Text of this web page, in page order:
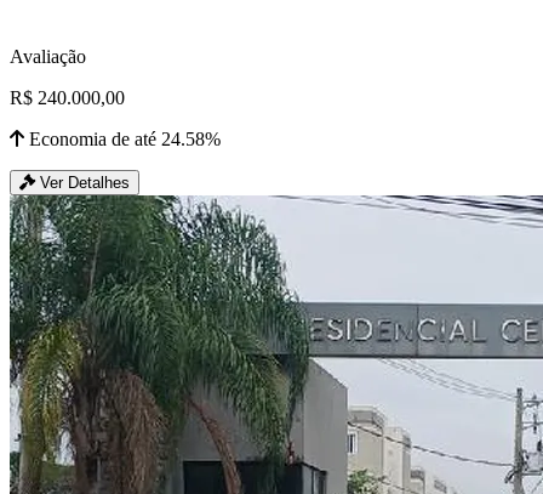
Avaliação
R$ 240.000,00
Economia de até 24.58%
Ver Detalhes